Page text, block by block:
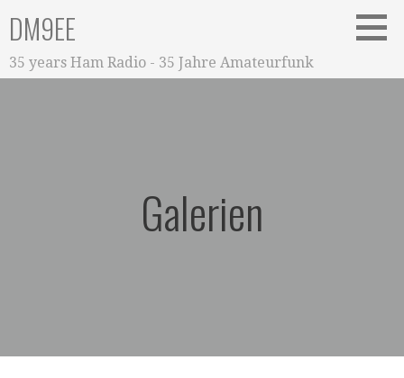
Inhalt
springen
DM9EE
35 years Ham Radio - 35 Jahre Amateurfunk
Galerien